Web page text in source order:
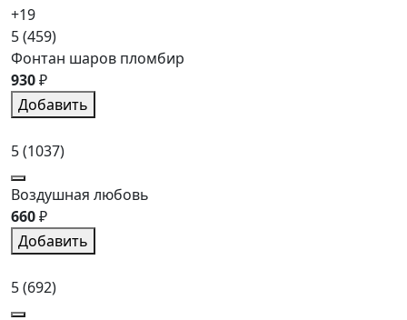
+19
5(459)
Фонтан шаров пломбир
930₽
Добавить
5(1037)
Воздушная любовь
660₽
Добавить
5(692)